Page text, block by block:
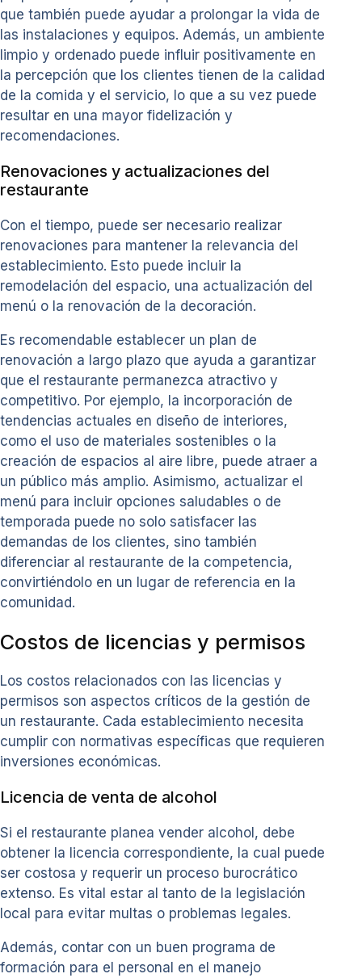
que también puede ayudar a prolongar la vida de
las instalaciones y equipos. Además, un ambiente
limpio y ordenado puede influir positivamente en
la percepción que los clientes tienen de la calidad
de la comida y el servicio, lo que a su vez puede
resultar en una mayor fidelización y
recomendaciones.
Renovaciones y actualizaciones del
restaurante
Con el tiempo, puede ser necesario realizar
renovaciones para mantener la relevancia del
establecimiento. Esto puede incluir la
remodelación del espacio, una actualización del
menú o la renovación de la decoración.
Es recomendable establecer un plan de
renovación a largo plazo que ayuda a garantizar
que el restaurante permanezca atractivo y
competitivo. Por ejemplo, la incorporación de
tendencias actuales en diseño de interiores,
como el uso de materiales sostenibles o la
creación de espacios al aire libre, puede atraer a
un público más amplio. Asimismo, actualizar el
menú para incluir opciones saludables o de
temporada puede no solo satisfacer las
demandas de los clientes, sino también
diferenciar al restaurante de la competencia,
convirtiéndolo en un lugar de referencia en la
comunidad.
Costos de licencias y permisos
Los costos relacionados con las licencias y
permisos son aspectos críticos de la gestión de
un restaurante. Cada establecimiento necesita
cumplir con normativas específicas que requieren
inversiones económicas.
Licencia de venta de alcohol
Si el restaurante planea vender alcohol, debe
obtener la licencia correspondiente, la cual puede
ser costosa y requerir un proceso burocrático
extenso. Es vital estar al tanto de la legislación
local para evitar multas o problemas legales.
Además, contar con un buen programa de
formación para el personal en el manejo